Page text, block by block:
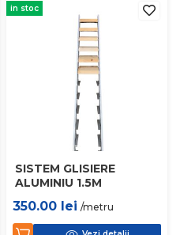
in stoc
SISTEM GLISIERE
ALUMINIU 1.5M
350.00 lei /metru